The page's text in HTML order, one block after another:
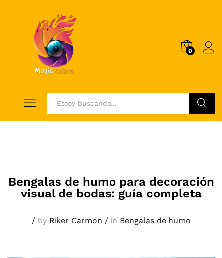
0
Bengalas de humo para decoración
visual de bodas: guía completa
/by Riker Carmon /in Bengalas de humo